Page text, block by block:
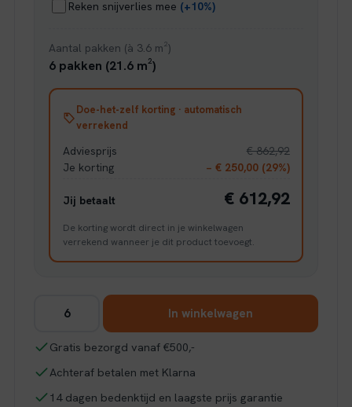
Reken snijverlies mee (+10%)
Aantal pakken (à 3.6 m²)
6 pakken (21.6 m²)
Doe-het-zelf korting · automatisch
verrekend
Adviesprijs
€ 862,92
Je korting
− € 250,00 (29%)
Jij betaalt € 612,92
De korting wordt direct in je winkelwagen
verrekend wanneer je dit product toevoegt.
Prestige
Dryback
5078
Visgraat
In winkelwagen
Gratis bezorgd vanaf €500,-
Achteraf betalen met Klarna
14 dagen bedenktijd en laagste prijs garantie